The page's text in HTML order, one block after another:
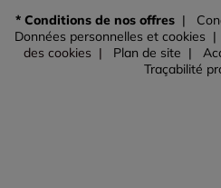
* Conditions de nos offres
Données personnelles et cookies
des cookies
Plan de site
Traçabilité